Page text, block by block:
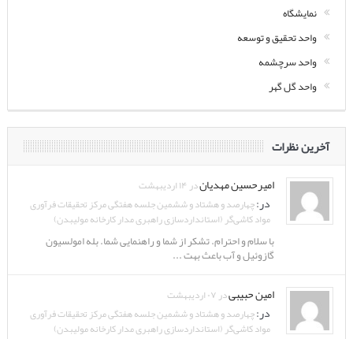
نمایشگاه
واحد تحقیق و توسعه
واحد سرچشمه
واحد گل گهر
آخرین نظرات
امیرحسین مهدیاندر ۱۴ اردیبهشت
در:چهارصد و هشتاد و ششمین جلسه هفتگی مرکز تحقیقات فرآوری
مواد کاشی‌گر (استانداردسازی راهبری مدار کارخانه مولیبدن)
با سلام و احترام. تشکر از شما و راهنمایی شما. بله امولسیون
گازوئیل و آب باعث بهت ...
امین حبیبیدر ۰۷ اردیبهشت
در:چهارصد و هشتاد و ششمین جلسه هفتگی مرکز تحقیقات فرآوری
مواد کاشی‌گر (استانداردسازی راهبری مدار کارخانه مولیبدن)